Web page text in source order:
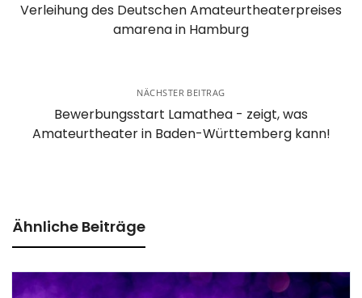
Verleihung des Deutschen Amateurtheaterpreises
amarena in Hamburg
NÄCHSTER BEITRAG
Bewerbungsstart Lamathea - zeigt, was
Amateurtheater in Baden-Württemberg kann!
Ähnliche Beiträge